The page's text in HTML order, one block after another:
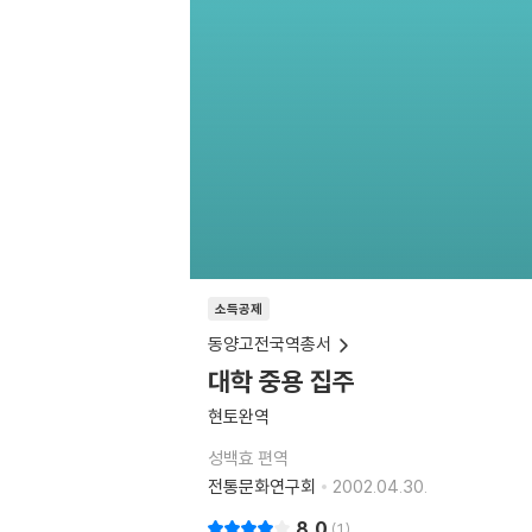
소득공제
동양고전국역총서
대학 중용 집주
현토완역
성백효 편역
전통문화연구회
2002.04.30.